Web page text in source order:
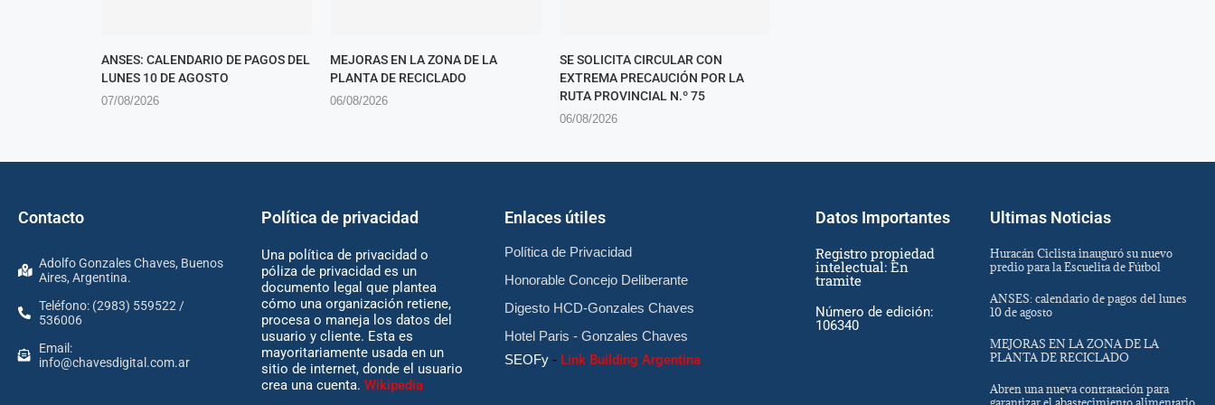
ANSES: CALENDARIO DE PAGOS DEL
LUNES 10 DE AGOSTO
07/08/2026
MEJORAS EN LA ZONA DE LA
PLANTA DE RECICLADO
06/08/2026
SE SOLICITA CIRCULAR CON
EXTREMA PRECAUCIÓN POR LA
RUTA PROVINCIAL N.º 75
06/08/2026
Contacto
Adolfo Gonzales Chaves, Buenos
Aires, Argentina.
Teléfono: (2983) 559522 /
536006
Email:
info@chavesdigital.com.ar
Política de privacidad
Una política de privacidad o
póliza de privacidad es un
documento legal que plantea
cómo una organización retiene,
procesa o maneja los datos del
usuario y cliente. Esta es
mayoritariamente usada en un
sitio de internet, donde el usuario
crea una cuenta. Wikipedia
Enlaces útiles
Política de Privacidad
Honorable Concejo Deliberante
Digesto HCD-Gonzales Chaves
Hotel Paris - Gonzales Chaves
SEOFy- Link Building Argentina
Datos Importantes
Registro propiedad
intelectual: En
tramite
Número de edición:
106340
Ultimas Noticias
Huracán Ciclista inauguró su nuevo
predio para la Escuelita de Fútbol
ANSES: calendario de pagos del lunes
10 de agosto
MEJORAS EN LA ZONA DE LA
PLANTA DE RECICLADO
Abren una nueva contratación para